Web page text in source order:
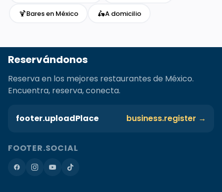
🍹Bares en México 🛵A domicilio
Reservándonos
Reserva en los mejores restaurantes de México.
Encuentra, reserva, conecta.
footer.uploadPlace business.register →
FOOTER.SOCIAL